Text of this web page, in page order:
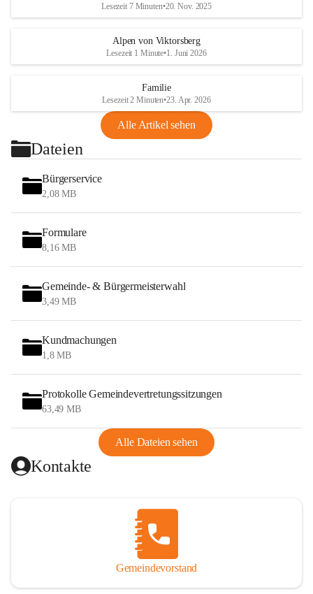
Lesezeit 7 Minuten•20. Nov. 2025
Alpen von Viktorsberg
Lesezeit 1 Minute•1. Juni 2026
Familie
Lesezeit 2 Minuten•23. Apr. 2026
Alle Artikel sehen
Dateien
Bürgerservice
2,08 MB
Formulare
8,16 MB
Gemeinde- & Bürgermeisterwahl
3,49 MB
Kundmachungen
1,8 MB
Protokolle Gemeindevertretungssitzungen
63,49 MB
Alle Dateien sehen
Kontakte
Gemeindevorstand